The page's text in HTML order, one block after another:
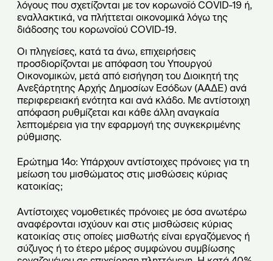
λόγους που σχετίζονται με τον κορωνοϊό COVID-19 ή,
εναλλακτικά, να πλήττεται οικονομικά λόγω της
διάδοσης του κορωνοϊού COVID-19.
Οι πληγείσες, κατά τα άνω, επιχειρήσεις
προσδιορίζονται με απόφαση του Υπουργού
Οικονομικών, μετά από εισήγηση του Διοικητή της
Ανεξάρτητης Αρχής Δημοσίων Εσόδων (ΑΑΔΕ) ανά
περιφερειακή ενότητα και ανά κλάδο. Με αντίστοιχη
απόφαση ρυθμίζεται και κάθε άλλη αναγκαία
λεπτομέρεια για την εφαρμογή της συγκεκριμένης
ρύθμισης.
Ερώτημα 14ο: Υπάρχουν αντίστοιχες πρόνοιες για τη
μείωση του μισθώματος στις μισθώσεις κύριας
κατοικίας;
Αντίστοιχες νομοθετικές πρόνοιες με όσα ανωτέρω
αναφέρονται ισχύουν και στις μισθώσεις κύριας
κατοικίας στις οποίες μισθωτής είναι εργαζόμενος ή
σύζυγος ή το έτερο μέρος συμφώνου συμβίωσης